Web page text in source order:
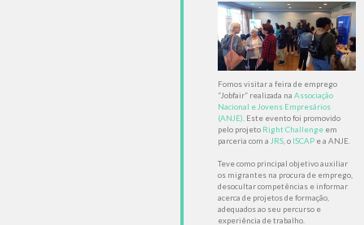
Fomos visitar a feira de emprego
“Jobfair” realizada na Associação
Nacional e Jovens Empresários
(ANJE) . Este evento foi promovido
pelo projeto Right Challengeem
parceria com a JRS, o ISCAPe a ANJE.
Teve como principal objetivo auxiliar
os migrantes na procura de emprego,
desocultar competências e informar
acerca de projetos de formação,
adequados ao seu percurso e
experiência de trabalho.